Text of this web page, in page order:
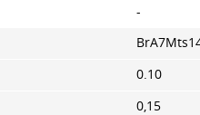
-
0.10
0,15